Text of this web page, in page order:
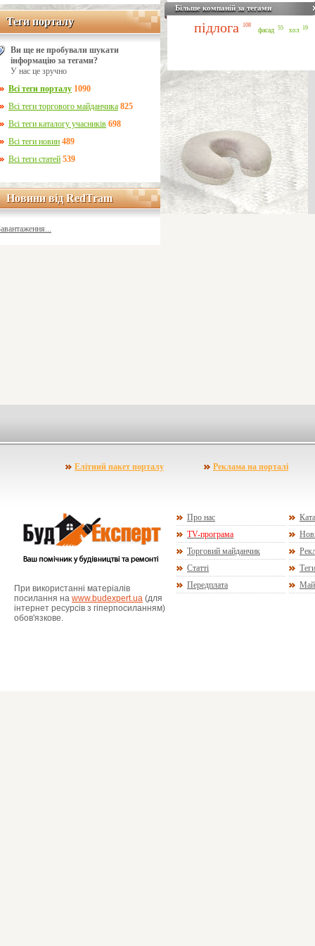
Теги порталу
Теги порталу
Ви ще не пробували шукати
інформацію за тегами?
У нас це зручно
Всі теги порталу 1090
Всі теги торгового майданчика 825
Всі теги каталогу учасників 698
Всі теги новин 489
Всі теги статей 539
Новини від RedTram
Новини від RedTram
Більше компаній за тегами
підлога 108
фасад 55 хол 19
Елітний пакет порталу Реклама на порталі
При використанні матеріалів
посилання на www.budexpert.ua (для
інтернет ресурсів з гіперпосиланням)
обов'язкове.
Про нас
TV-програма
Торговий майданчик
Статті
Теги
Передплата